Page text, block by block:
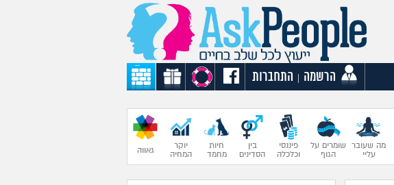
הרשמה התחברות
מה שעובר
עליי
שומרים על
הגוף
פיננסי
וכלכלה
בין
הסדינים
חיות
מחמד
יוקר
המחיה
גאווה